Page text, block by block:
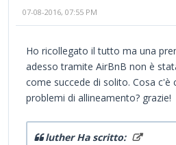
07-08-2016, 07:55 PM
Ho ricollegato il tutto ma una
adesso tramite AirBnB non è
come succede di solito. Cosa c'è
problemi di allineamento? grazie!
luther Ha scritto: